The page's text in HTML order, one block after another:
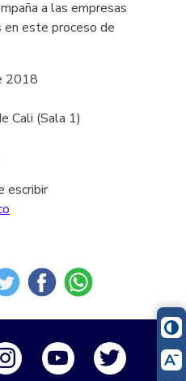
a las empresas
en este proceso de
2018
Cali (Sala 1)
escribir
FacebookLogo InstagramLogo YoutubeLogo